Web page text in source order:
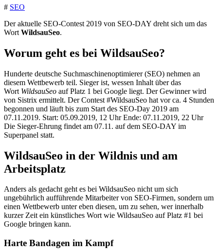
# SEO
Der aktuelle SEO-Contest 2019 von SEO-DAY dreht sich um das
Wort WildsauSeo.
Worum geht es bei WildsauSeo?
Hunderte deutsche Suchmaschinenoptimierer (SEO) nehmen an
diesem Wettbewerb teil. Sieger ist, wessen Inhalt über das
Wort WildsauSeo auf Platz 1 bei Google liegt. Der Gewinner wird
von Sistrix ermittelt. Der Contest #WildsauSeo hat vor ca. 4 Stunden
begonnen und läuft bis zum Start des SEO-Day 2019 am
07.11.2019. Start: 05.09.2019, 12 Uhr Ende: 07.11.2019, 22 Uhr
Die Sieger-Ehrung findet am 07.11. auf dem SEO-DAY im
Superpanel statt.
WildsauSeo in der Wildnis und am
Arbeitsplatz
Anders als gedacht geht es bei WildsauSeo nicht um sich
ungebührlich aufführende Mitarbeiter von SEO-Firmen, sondern um
einen Wettbewerb unter eben diesen, um zu sehen, wer innerhalb
kurzer Zeit ein künstliches Wort wie WildsauSeo auf Platz #1 bei
Google bringen kann.
Harte Bandagen im Kampf